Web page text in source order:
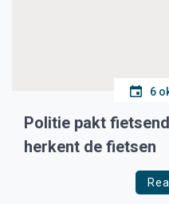
6
Politie pakt
herkent de fietsen